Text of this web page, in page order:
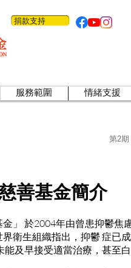
捐款支持
服務範圍 情緒支援
第2期
善基金簡介
金」 於2004年由曾患抑鬱
衛生組織指出，抑鬱 症已
及早接受適當治療，甚至白